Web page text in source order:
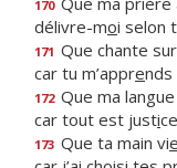
170
délivre-moi selon
171 Que chante
car tu m’apprends
172 Que ma
car tout est justi
173 Que ta main vie